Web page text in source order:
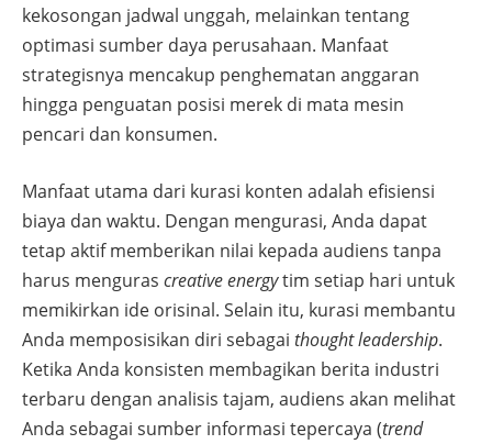
kekosongan jadwal unggah, melainkan tentang
optimasi sumber daya perusahaan. Manfaat
strategisnya mencakup penghematan anggaran
hingga penguatan posisi merek di mata mesin
pencari dan konsumen.
Manfaat utama dari kurasi konten adalah efisiensi
biaya dan waktu. Dengan mengurasi, Anda dapat
tetap aktif memberikan nilai kepada audiens tanpa
harus menguras creative energytim setiap hari untuk
memikirkan ide orisinal. Selain itu, kurasi membantu
Anda memposisikan diri sebagai thought leadership.
Ketika Anda konsisten membagikan berita industri
terbaru dengan analisis tajam, audiens akan melihat
Anda sebagai sumber informasi tepercaya (trend